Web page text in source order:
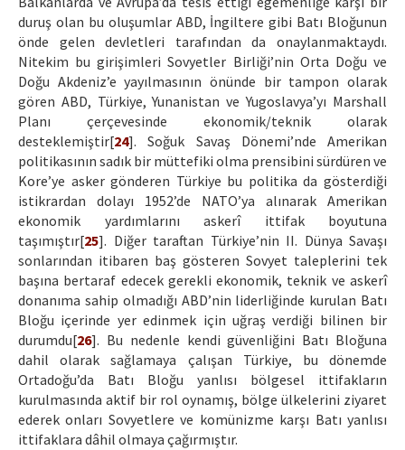
duruş olan bu oluşumlar ABD, İngiltere gibi Batı Bloğunun
önde gelen devletleri tarafından da onaylanmaktaydı.
Nitekim bu girişimleri Sovyetler Birliği’nin Orta Doğu ve
Doğu Akdeniz’e yayılmasının önünde bir tampon olarak
gören ABD, Türkiye, Yunanistan ve Yugoslavya’yı Marshall
Planı çerçevesinde ekonomik/teknik olarak
desteklemiştir[24]. Soğuk Savaş Dönemi’nde Amerikan
politikasının sadık bir müttefiki olma prensibini sürdüren ve
Kore’ye asker gönderen Türkiye bu politika da gösterdiği
istikrardan dolayı 1952’de NATO’ya alınarak Amerikan
ekonomik yardımlarını askerî ittifak boyutuna
taşımıştır[25]. Diğer taraftan Türkiye’nin II. Dünya Savaşı
sonlarından itibaren baş gösteren Sovyet taleplerini tek
başına bertaraf edecek gerekli ekonomik, teknik ve askerî
donanıma sahip olmadığı ABD’nin liderliğinde kurulan Batı
Bloğu içerinde yer edinmek için uğraş verdiği bilinen bir
durumdu[26]. Bu nedenle kendi güvenliğini Batı Bloğuna
dahil olarak sağlamaya çalışan Türkiye, bu dönemde
Ortadoğu’da Batı Bloğu yanlısı bölgesel ittifakların
kurulmasında aktif bir rol oynamış, bölge ülkelerini ziyaret
ederek onları Sovyetlere ve komünizme karşı Batı yanlısı
ittifaklara dâhil olmaya çağırmıştır.